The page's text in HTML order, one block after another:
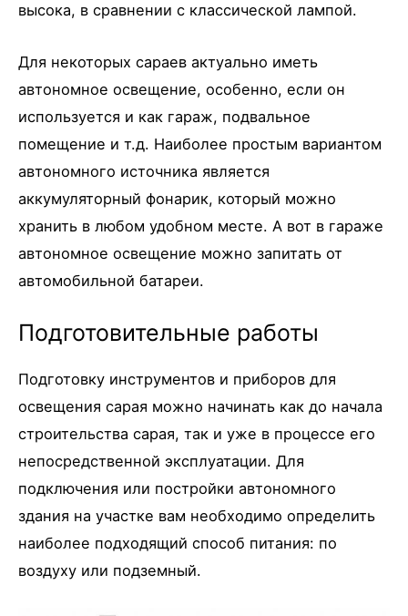
высока, в сравнении с классической лампой.
Для некоторых сараев актуально иметь
автономное освещение, особенно, если он
используется и как гараж, подвальное
помещение и т.д. Наиболее простым вариантом
автономного источника является
аккумуляторный фонарик, который можно
хранить в любом удобном месте. А вот в гараже
автономное освещение можно запитать от
автомобильной батареи.
Подготовительные работы
Подготовку инструментов и приборов для
освещения сарая можно начинать как до начала
строительства сарая, так и уже в процессе его
непосредственной эксплуатации. Для
подключения или постройки автономного
здания на участке вам необходимо определить
наиболее подходящий способ питания: по
воздуху или подземный.